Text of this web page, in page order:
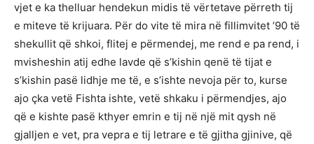
vjet e ka thelluar hendekun midis të vërtetave përreth tij
e miteve të krijuara. Për do vite të mira në fillimvitet ’90 të
shekullit që shkoi, flitej e përmendej, me rend e pa rend, i
mvisheshin atij edhe lavde që s’kishin qenë të tijat e
s’kishin pasë lidhje me të, e s’ishte nevoja për to, kurse
ajo çka vetë Fishta ishte, vetë shkaku i përmendjes, ajo
që e kishte pasë kthyer emrin e tij në një mit qysh në
gjalljen e vet, pra vepra e tij letrare e të gjitha gjinive, që